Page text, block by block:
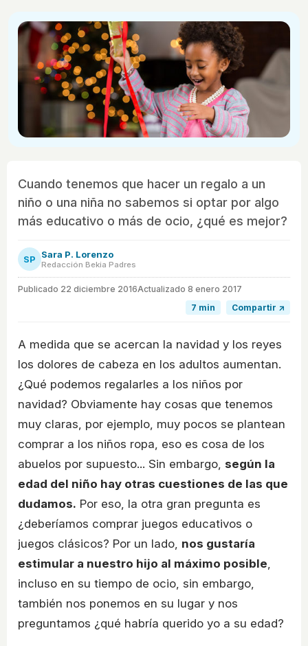
Cuando tenemos que hacer un regalo a un
niño o una niña no sabemos si optar por algo
más educativo o más de ocio, ¿qué es mejor?
SP Sara P. Lorenzo
Redacción Bekia Padres
Publicado 22 diciembre 2016Actualizado 8 enero 2017
7 min
Compartir ↗
A medida que se acercan la navidad y los reyes
los dolores de cabeza en los adultos aumentan.
¿Qué podemos regalarles a los niños por
navidad? Obviamente hay cosas que tenemos
muy claras, por ejemplo, muy pocos se plantean
comprar a los niños ropa, eso es cosa de los
abuelos por supuesto... Sin embargo, según la
edad del niño hay otras cuestiones de las que
dudamos. Por eso, la otra gran pregunta es
¿deberíamos comprar juegos educativos o
juegos clásicos? Por un lado, nos gustaría
estimular a nuestro hijo al máximo posible,
incluso en su tiempo de ocio, sin embargo,
también nos ponemos en su lugar y nos
preguntamos ¿qué habría querido yo a su edad?